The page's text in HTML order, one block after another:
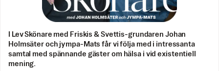
I Lev Skönare med Friskis & Svettis-grundaren Johan
Holmsäter och jympa-Mats får vi följa med i intressanta
samtal med spännande gäster om hälsa i vid existentiell
mening.